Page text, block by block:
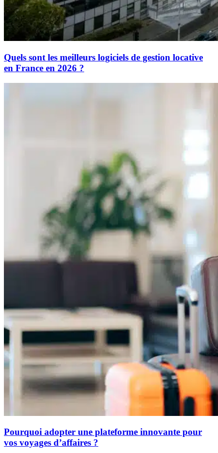
Quels sont les meilleurs logiciels de gestion locative
en France en 2026 ?
Pourquoi adopter une plateforme innovante pour
vos voyages d’affaires ?